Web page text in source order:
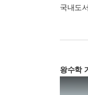
국내도
왕수학